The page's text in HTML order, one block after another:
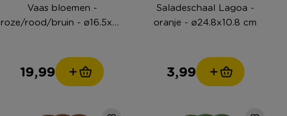
Vaas bloemen -
roze/rood/bruin - ø16.5x25
19,99
Saladeschaal Lagoa -
oranje - ø24.8x10.8 cm
3,99